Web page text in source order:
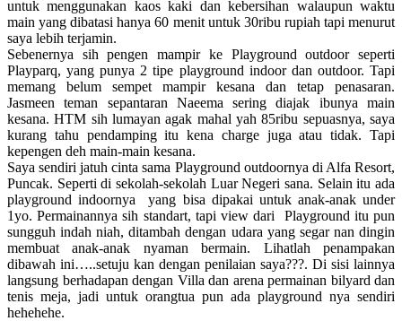
untuk menggunakan kaos kaki dan kebersihan walaupun waktu
main yang dibatasi hanya 60 menit untuk 30ribu rupiah tapi menurut
saya lebih terjamin.
Sebenernya sih pengen mampir ke Playground outdoor seperti
Playparq, yang punya 2 tipe playground indoor dan outdoor. Tapi
memang belum sempet mampir kesana dan tetap penasaran.
Jasmeen teman sepantaran Naeema sering diajak ibunya main
kesana. HTM sih lumayan agak mahal yah 85ribu sepuasnya, saya
kurang tahu pendamping itu kena charge juga atau tidak. Tapi
kepengen deh main-main kesana.
Saya sendiri jatuh cinta sama Playground outdoornya di Alfa Resort,
Puncak. Seperti di sekolah-sekolah Luar Negeri sana. Selain itu ada
playground indoornya yang bisa dipakai untuk anak-anak under
1yo. Permainannya sih standart, tapi view dari Playground itu pun
sungguh indah niah, ditambah dengan udara yang segar nan dingin
membuat anak-anak nyaman bermain. Lihatlah penampakan
dibawah ini…..setuju kan dengan penilaian saya???. Di sisi lainnya
langsung berhadapan dengan Villa dan arena permainan bilyard dan
tenis meja, jadi untuk orangtua pun ada playground nya sendiri
hehehehe.